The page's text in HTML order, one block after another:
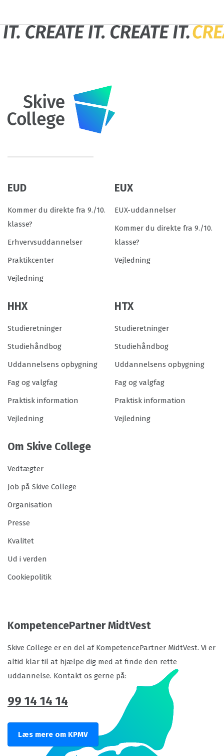
EUD
Kommer du direkte fra 9./10.
klasse?
Erhvervsuddannelser
Praktikcenter
Vejledning
EUX
EUX-uddannelser
Kommer du direkte fra 9./10.
klasse?
Vejledning
HHX
Studieretninger
Studiehåndbog
Uddannelsens opbygning
Fag og valgfag
Praktisk information
Vejledning
HTX
Studieretninger
Studiehåndbog
Uddannelsens opbygning
Fag og valgfag
Praktisk information
Vejledning
Om Skive College
Vedtægter
Job på Skive College
Organisation
Presse
Kvalitet
Ud i verden
Cookiepolitik
KompetencePartner MidtVest
Skive College er en del af KompetencePartner MidtVest. Vi er
altid klar til at hjælpe dig med at finde den rette
uddannelse. Kontakt os gerne på:
99 14 14 14
Læs mere om KPMV